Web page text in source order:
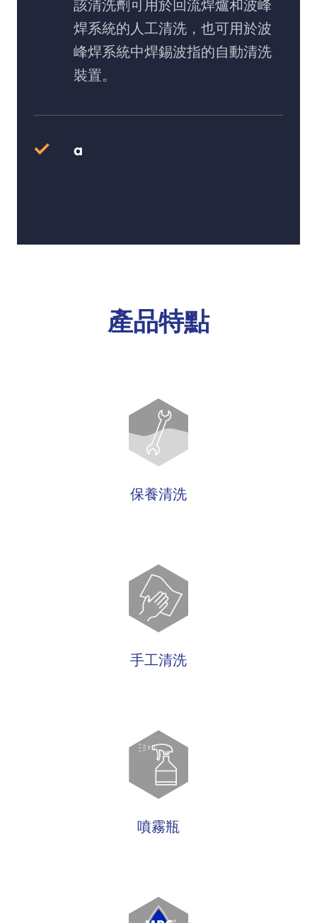
該清洗劑可用於回流焊爐和波峰
焊系統的人工清洗，也可用於波
峰焊系統中焊錫波指的自動清洗
裝置。
a
產品特點
保養清洗
手工清洗
噴霧瓶